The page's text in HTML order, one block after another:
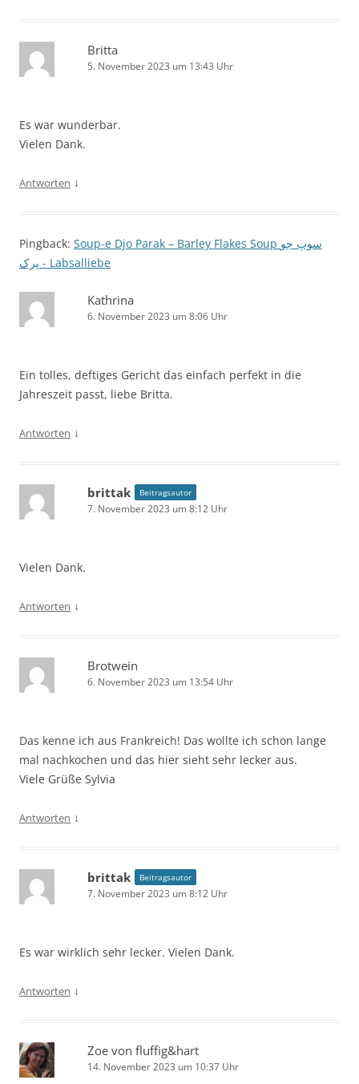
Britta
5. November 2023 um 13:43 Uhr
Es war wunderbar.
Vielen Dank.
Antworten ↓
Pingback: Soup-e Djo Parak – Barley Flakes Soup سوپ جو
پرک - Labsalliebe
Kathrina
6. November 2023 um 8:06 Uhr
Ein tolles, deftiges Gericht das einfach perfekt in die
Jahreszeit passt, liebe Britta.
Antworten ↓
brittak Beitragsautor
7. November 2023 um 8:12 Uhr
Vielen Dank.
Antworten ↓
Brotwein
6. November 2023 um 13:54 Uhr
Das kenne ich aus Frankreich! Das wollte ich schon lange
mal nachkochen und das hier sieht sehr lecker aus.
Viele Grüße Sylvia
Antworten ↓
brittak Beitragsautor
7. November 2023 um 8:12 Uhr
Es war wirklich sehr lecker. Vielen Dank.
Antworten ↓
Zoe von fluffig&hart
14. November 2023 um 10:37 Uhr